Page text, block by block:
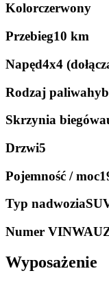
Kolorczerwony
Przebieg10 km
Napęd4x4
Rodzaj paliwa
Skrzynia biegów
Drzwi5
Pojemność / moc
Typ nadwozia
Numer VIN
Wyposażenie